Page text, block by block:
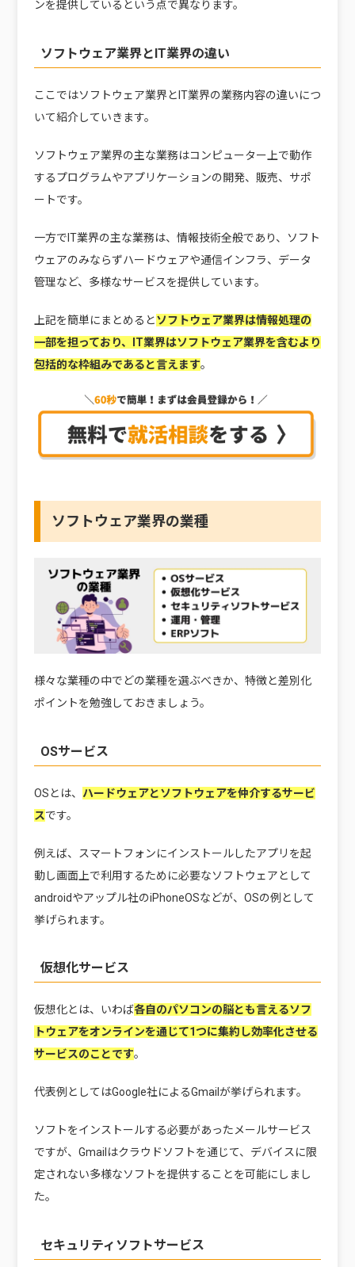
ンを提供しているという点で異なります。
ソフトウェア業界とIT業界の違い
ここではソフトウェア業界とIT業界の業務内容の違いにつ
いて紹介していきます。
ソフトウェア業界の主な業務はコンピューター上で動作
するプログラムやアプリケーションの開発、販売、サポ
ートです。
一方でIT業界の主な業務は、情報技術全般であり、ソフト
ウェアのみならずハードウェアや通信インフラ、データ
管理など、多様なサービスを提供しています。
上記を簡単にまとめるとソフトウェア業界は情報処理の
一部を担っており、IT業界はソフトウェア業界を含むより
包括的な枠組みであると言えます。
ソフトウェア業界の業種
様々な業種の中でどの業種を選ぶべきか、特徴と差別化
ポイントを勉強しておきましょう。
OSサービス
OSとは、 ハードウェアとソフトウェアを仲介するサービ
スです。
例えば、スマートフォンにインストールしたアプリを起
動し画面上で利用するために必要なソフトウェアとして
androidやアップル社のiPhoneOSなどが、OSの例として
挙げられます。
仮想化サービス
仮想化とは、いわば各自のパソコンの脳とも言えるソフ
トウェアをオンラインを通じて1つに集約し効率化させる
サービスのことです。
代表例としてはGoogle社によるGmailが挙げられます。
ソフトをインストールする必要があったメールサービス
ですが、Gmailはクラウドソフトを通じて、デバイスに限
定されない多様なソフトを提供することを可能にしまし
た。
セキュリティソフトサービス